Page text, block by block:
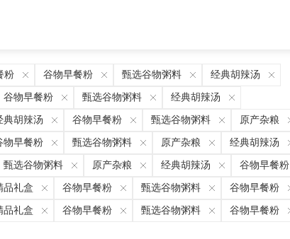
粉 谷物早餐粉 甄选谷物粥料 经典胡辣汤
谷物早餐粉 甄选谷物粥料 经典胡辣汤
典胡辣汤 谷物早餐粉 甄选谷物粥料 原产杂粮
物早餐粉 甄选谷物粥料 原产杂粮 经典胡辣汤
甄选谷物粥料 原产杂粮 经典胡辣汤 谷物早餐粉
品礼盒 谷物早餐粉 甄选谷物粥料 谷物早餐粉
品礼盒 谷物早餐粉 甄选谷物粥料 谷物早餐粉